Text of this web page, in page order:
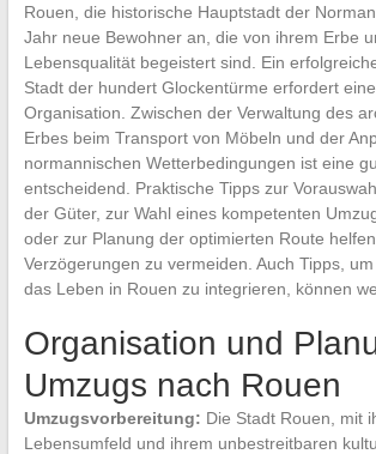
Rouen, die historische Hauptstadt der
Jahr neue Bewohner an, die von ihrem Erbe
Lebensqualität begeistert sind. Ein
Stadt der hundert Glockentürme erfordert
Organisation. Zwischen der Verwaltung des
Erbes beim Transport von Möbeln und der
normannischen Wetterbedingungen ist eine
entscheidend. Praktische Tipps zur
der Güter, zur Wahl eines kompetenten
oder zur Planung der optimierten Route
Verzögerungen zu vermeiden. Auch Tipps,
das Leben in Rouen zu integrieren, können
Organisation und
Umzugs nach Rouen
Umzugsvorbereitung: Die Stadt Rouen, mit
Lebensumfeld und ihrem unbestreitbaren